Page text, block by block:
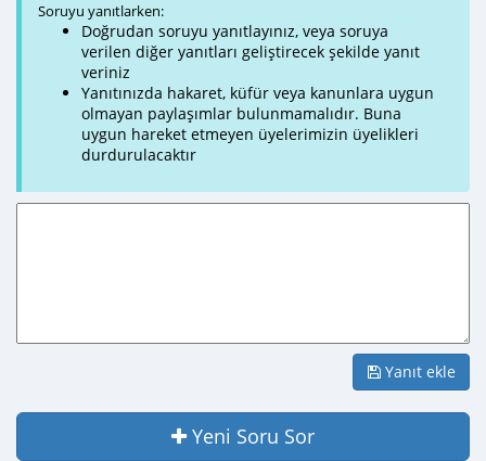
Soruyu yanıtlarken:
Doğrudan soruyu yanıtlayınız, veya soruya
verilen diğer yanıtları geliştirecek şekilde yanıt
veriniz
Yanıtınızda hakaret, küfür veya kanunlara uygun
olmayan paylaşımlar bulunmamalıdır. Buna
uygun hareket etmeyen üyelerimizin üyelikleri
durdurulacaktır
Yanıt ekle
Yeni Soru Sor